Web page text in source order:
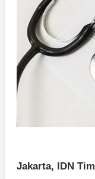
Jakarta, IDN